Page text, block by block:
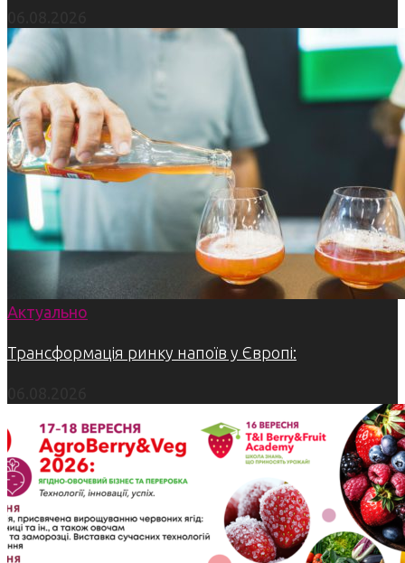
Актуально
Трансформація ринку напоїв у Європі: